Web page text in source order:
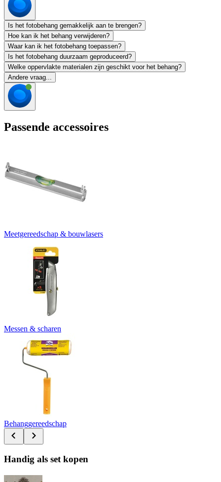
Is het fotobehang gemakkelijk aan te brengen?
Hoe kan ik het behang verwijderen?
Waar kan ik het fotobehang toepassen?
Is het fotobehang duurzaam geproduceerd?
Welke oppervlakte materialen zijn geschikt voor het behang?
Andere vraag...
Passende accessoires
Meetgereedschap & bouwlasers
Messen & scharen
Behanggereedschap
Handig als set kopen